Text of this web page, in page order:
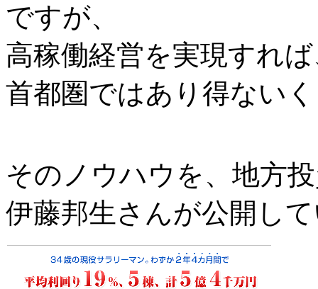
ですが、
高稼働経営を実現すれ
首都圏ではあり得ない
そのノウハウを、地方
伊藤邦生さんが公開し